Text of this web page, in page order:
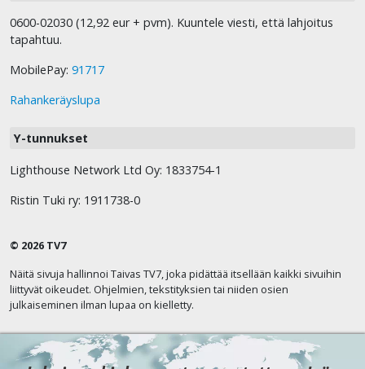
0600-02030 (12,92 eur + pvm). Kuuntele viesti, että lahjoitus
tapahtuu.
MobilePay: 91717
Rahankeräyslupa
Y-tunnukset
Lighthouse Network Ltd Oy: 1833754-1
Ristin Tuki ry: 1911738-0
© 2026 TV7
Näitä sivuja hallinnoi Taivas TV7, joka pidättää itsellään kaikki sivuihin
liittyvät oikeudet. Ohjelmien, tekstityksien tai niiden osien
julkaiseminen ilman lupaa on kielletty.